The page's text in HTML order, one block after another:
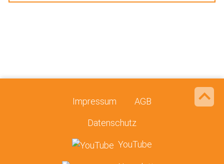
Impressum AGB
Datenschutz
YouTube